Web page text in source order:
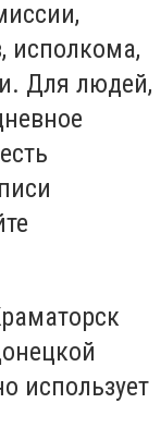
исполкома,
Для людей,
использует